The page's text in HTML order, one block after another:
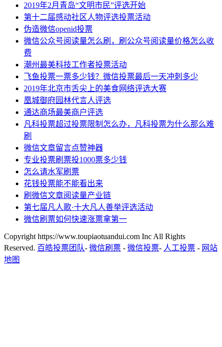
2019年2月青岛“文明市民”评选开始
第十二届感动社区人物评选投票活动
伪造微信openid投票
微信公众号阅读量怎么刷，刷公众号阅读量价格怎么收
费
潮州最美科技工作者投票活动
飞鱼投票一票多少钱？微信投票最后一天冲刺多少
2019年北京市舌尖上的美食网络评选大赛
凰城御府园林代言人评选
通达商场最美商户评选
凡科投票超过投票限制怎么办，凡科投票为什么那么难
刷
微信文章留言点赞神器
专业投票刷票投1000票多少钱
怎么请水军刷票
花钱投票能不能看出来
刷微信文章阅读量产业链
第七届凡人歌·十大凡人善举评选活动
微信刷票如何快速涨票拿第一
Copyright https://www.toupiaotuandui.com Inc All Rights
Reserved. 百皓投票团队- 微信刷票 - 微信投票- 人工投票 - 网站
地图